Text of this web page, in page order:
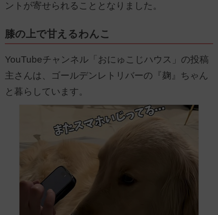
ントが寄せられることとなりました。
膝の上で甘えるわんこ
YouTubeチャンネル「おにゅこじハウス」の投稿
主さんは、ゴールデンレトリバーの『麹』ちゃん
と暮らしています。